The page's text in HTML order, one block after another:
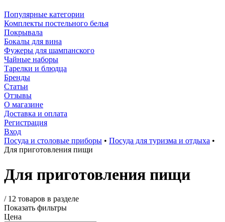
Популярные категории
Комплекты постельного белья
Покрывала
Бокалы для вина
Фужеры для шампанского
Чайные наборы
Тарелки и блюдца
Бренды
Статьи
Отзывы
О магазине
Доставка и оплата
Регистрация
Вход
Посуда и столовые приборы • Посуда для туризма и отдыха •
Для приготовления пищи
Для приготовления пищи
/ 12 товаров в разделе
Показать фильтры
Цена